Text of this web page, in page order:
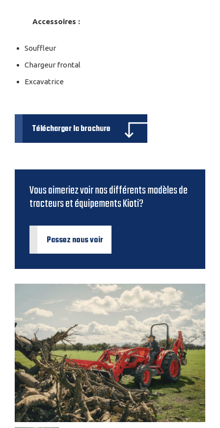
Accessoires :
Souffleur
Chargeur frontal
Excavatrice
Télécharger la brochure
Vous aimeriez voir nos différents modèles de
tracteurs et équipements Kioti?
Passez nous voir